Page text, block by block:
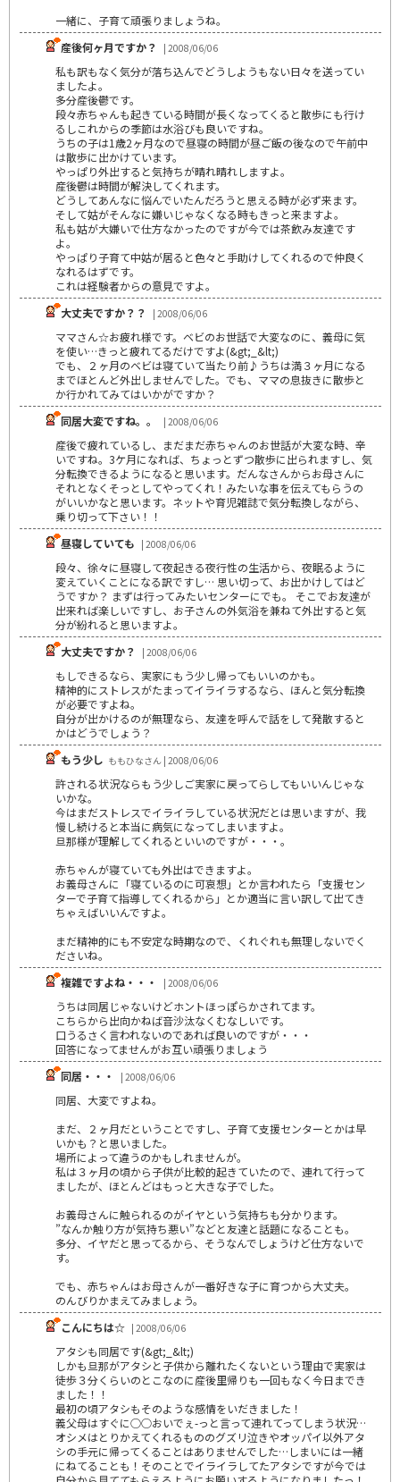
一緒に、子育て頑張りましょうね。
産後何ヶ月ですか？
| 2008/06/06
私も訳もなく気分が落ち込んでどうしようもない日々を送ってい
ましたよ。
多分産後鬱です。
段々赤ちゃんも起きている時間が長くなってくると散歩にも行け
るしこれからの季節は水浴びも良いですね。
うちの子は1歳2ヶ月なので昼寝の時間が昼ご飯の後なので午前中
は散歩に出かけています。
やっぱり外出すると気持ちが晴れ晴れしますよ。
産後鬱は時間が解決してくれます。
どうしてあんなに悩んでいたんだろうと思える時が必ず来ます。
そして姑がそんなに嫌いじゃなくなる時もきっと来ますよ。
私も姑が大嫌いで仕方なかったのですが今では茶飲み友達です
よ。
やっぱり子育て中姑が居ると色々と手助けしてくれるので仲良く
なれるはずです。
これは経験者からの意見ですよ。
大丈夫ですか？？
| 2008/06/06
ママさん☆お疲れ様です。ベビのお世話で大変なのに、義母に気
を使い…きっと疲れてるだけですよ(&gt;_&lt;)
でも、２ヶ月のベビは寝ていて当たり前♪うちは満３ヶ月になる
までほとんど外出しませんでした。でも、ママの息抜きに散歩と
か行かれてみてはいかがですか？
同居大変ですね。。
| 2008/06/06
産後で疲れているし、まだまだ赤ちゃんのお世話が大変な時、辛
いですね。3ケ月になれば、ちょっとずつ散歩に出られますし、気
分転換できるようになると思います。だんなさんからお母さんに
それとなくそっとしてやってくれ！みたいな事を伝えてもらうの
がいいかなと思います。ネットや育児雑誌で気分転換しながら、
乗り切って下さい！！
昼寝していても | 2008/06/06
段々、徐々に昼寝して夜起きる夜行性の生活から、夜眠るように
変えていくことになる訳ですし… 思い切って、お出かけしてはど
うですか？ まずは行ってみたいセンターにでも。 そこでお友達が
出来れば楽しいですし、お子さんの外気浴を兼ねて外出すると気
分が紛れると思いますよ。
大丈夫ですか？
| 2008/06/06
もしできるなら、実家にもう少し帰ってもいいのかも。
精神的にストレスがたまってイライラするなら、ほんと気分転換
が必要ですよね。
自分が出かけるのが無理なら、友達を呼んで話をして発散すると
かはどうでしょう？
もう少し ももひなさん | 2008/06/06
許される状況ならもう少しご実家に戻ってらしてもいいんじゃな
いかな。
今はまだストレスでイライラしている状況だとは思いますが、我
慢し続けると本当に病気になってしまいますよ。
旦那様が理解してくれるといいのですが・・・。
赤ちゃんが寝ていても外出はできますよ。
お義母さんに「寝ているのに可哀想」とか言われたら「支援セン
ターで子育て指導してくれるから」とか適当に言い訳して出てき
ちゃえばいいんですよ。
まだ精神的にも不安定な時期なので、くれぐれも無理しないでく
ださいね。
複雑ですよね・・・
| 2008/06/06
うちは同居じゃないけどホントほっぽらかされてます。
こちらから出向かねば音沙汰なくむなしいです。
口うるさく言われないのであれば良いのですが・・・
回答になってませんがお互い頑張りましょう
同居・・・
| 2008/06/06
同居、大変ですよね。
まだ、２ヶ月だということですし、子育て支援センターとかは早
いかも？と思いました。
場所によって違うのかもしれませんが。
私は３ヶ月の頃から子供が比較的起きていたので、連れて行って
ましたが、ほとんどはもっと大きな子でした。
お義母さんに触られるのがイヤという気持ちも分かります。
”なんか触り方が気持ち悪い”などと友達と話題になることも。
多分、イヤだと思ってるから、そうなんでしょうけど仕方ないで
す。
でも、赤ちゃんはお母さんが一番好きな子に育つから大丈夫。
のんびりかまえてみましょう。
こんにちは☆ | 2008/06/06
アタシも同居です(&gt;_&lt;)
しかも旦那がアタシと子供から離れたくないという理由で実家は
徒歩３分くらいのとこなのに産後里帰りも一回もなく今日までき
ました！！
最初の頃アタシもそのような感情をいだきました！
義父母はすぐに○○おいでぇ-っと言って連れてってしまう状況…
オシメはとりかえてくれるもののグズリ泣きやオッパイ以外アタ
シの手元に帰ってくることはありませんでした…しまいには一緒
にねてることも！そのことでイライラしてたアタシですが今では